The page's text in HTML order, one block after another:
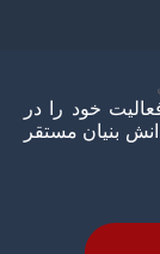
مهندسی کاوش نیرو در سال 1382 فعالیت خود را در
بنیان مستقر